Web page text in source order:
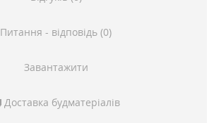
Питання - відповідь (0)
Завантажити
Доставка будматеріалів